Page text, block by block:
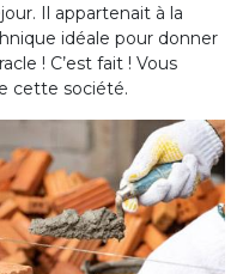
Il appartenait à la
idéale pour donner
! C’est fait ! Vous
cette société.